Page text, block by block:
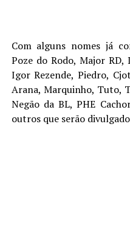
Com alguns nomes já
Poze do Rodo, Major
Igor Rezende, Piedro,
Arana, Marquinho, Tuto,
Negão da BL, PHE
outros que serão